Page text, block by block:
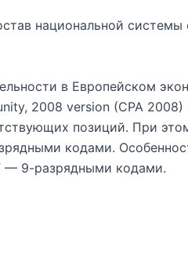
национальной системы
в Европейском
2008 version (CPA 2008)
позиций. При
кодами.
— 9-разрядными кодами.